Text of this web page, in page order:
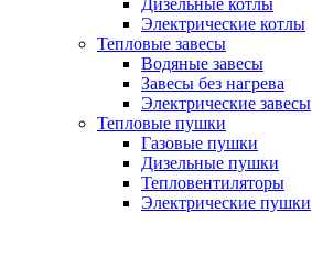
Дизельные котлы
Электрические котлы
Тепловые завесы
Водяные завесы
Завесы без нагрева
Электрические завесы
Тепловые пушки
Газовые пушки
Дизельные пушки
Тепловентиляторы
Электрические пушки